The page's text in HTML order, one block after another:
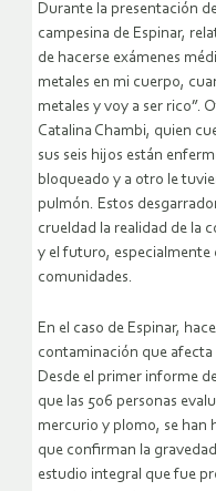
Durante la presentación
campesina de Espinar,
de hacerse exámenes
metales en mi cuerpo,
metales y voy a ser rico”.
Catalina Chambi, quien
sus seis hijos están
bloqueado y a otro le
pulmón. Estos
crueldad la realidad de la
y el futuro, especialmente
comunidades.
En el caso de Espinar,
contaminación que afecta
Desde el primer informe
que las 506 personas
mercurio y plomo, se han
que confirman la
estudio integral que fue